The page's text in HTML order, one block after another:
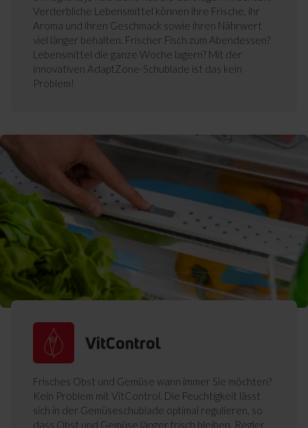
Verderbliche Lebensmittel können ihre Frische, ihr
Aroma und ihren Geschmack sowie ihren Nährwert
viel länger behalten. Frischer Fisch zum Abendessen?
Lebensmittel die ganze Woche lagern? Mit der
innovativen AdaptZone-Schublade ist das kein
Problem!
VitControl
Frisches Obst und Gemüse wann immer Sie möchten?
Kein Problem mit VitControl. Die Feuchtigkeit lässt
sich in der Gemüseschublade optimal regulieren, so
dass Obst und Gemüse länger frisch bleiben. Regler